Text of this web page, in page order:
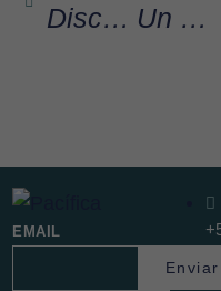
Discover Ensenada with Our Selected Tours Un Día Inolvidable para Mamá en Ensenada, Baja California.
EMAIL
Enviar